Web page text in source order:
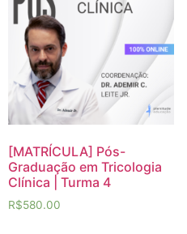
[MATRÍCULA] Pós-
Graduação em Tricologia
Clínica | Turma 4
R$580.00